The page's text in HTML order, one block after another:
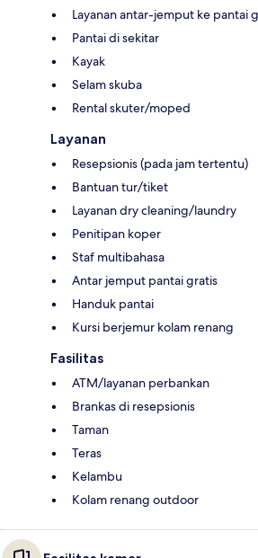
Layanan antar-jemput ke pantai
Pantai di sekitar
Kayak
Selam skuba
Rental skuter/moped
Layanan
Resepsionis (pada jam tertentu)
Bantuan tur/tiket
Layanan dry cleaning/laundry
Penitipan koper
Staf multibahasa
Antar jemput pantai gratis
Handuk pantai
Kursi berjemur kolam renang
Fasilitas
ATM/layanan perbankan
Brankas di resepsionis
Taman
Teras
Kelambu
Kolam renang outdoor